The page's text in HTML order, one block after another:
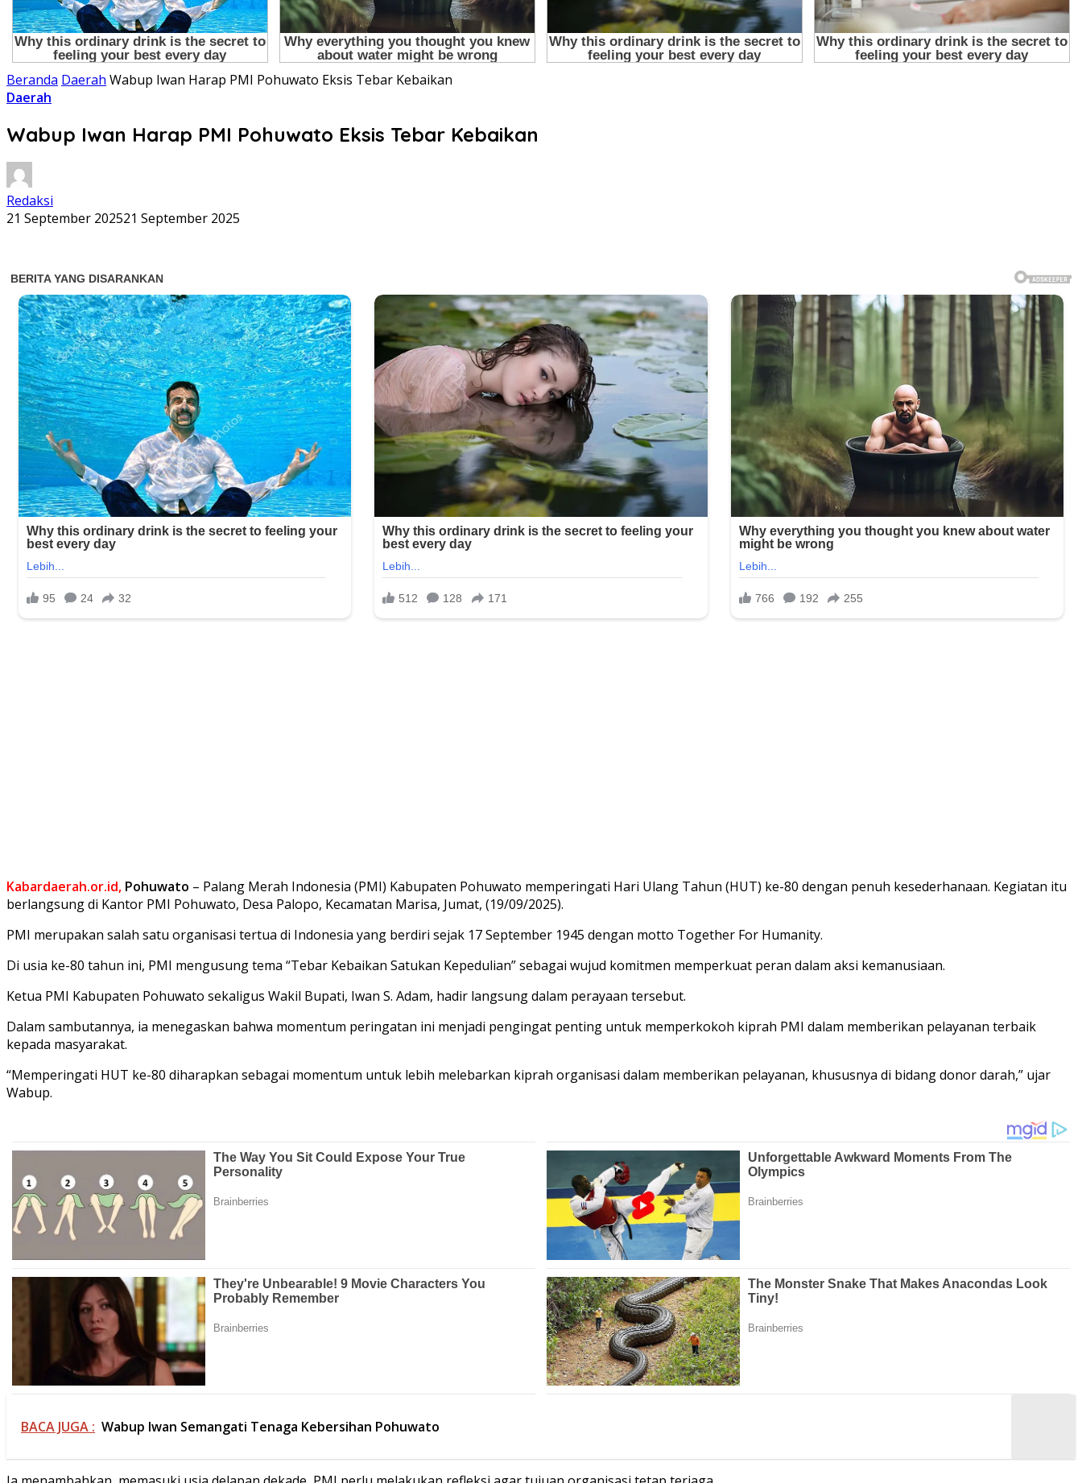
Beranda Daerah Wabup Iwan Harap PMI Pohuwato Eksis Tebar Kebaikan
Daerah
Wabup Iwan Harap PMI Pohuwato Eksis Tebar Kebaikan
Redaksi
21 September 202521 September 2025
Kabardaerah.or.id, Pohuwato – Palang Merah Indonesia (PMI) Kabupaten Pohuwato memperingati Hari Ulang Tahun (HUT) ke-80 dengan penuh kesederhanaan. Kegiatan itu
berlangsung di Kantor PMI Pohuwato, Desa Palopo, Kecamatan Marisa, Jumat, (19/09/2025).
PMI merupakan salah satu organisasi tertua di Indonesia yang berdiri sejak 17 September 1945 dengan motto Together For Humanity.
Di usia ke-80 tahun ini, PMI mengusung tema “Tebar Kebaikan Satukan Kepedulian” sebagai wujud komitmen memperkuat peran dalam aksi kemanusiaan.
Ketua PMI Kabupaten Pohuwato sekaligus Wakil Bupati, Iwan S. Adam, hadir langsung dalam perayaan tersebut.
Dalam sambutannya, ia menegaskan bahwa momentum peringatan ini menjadi pengingat penting untuk memperkokoh kiprah PMI dalam memberikan pelayanan terbaik
kepada masyarakat.
“Memperingati HUT ke-80 diharapkan sebagai momentum untuk lebih melebarkan kiprah organisasi dalam memberikan pelayanan, khususnya di bidang donor darah,” ujar
Wabup.
BACA JUGA : Wabup Iwan Semangati Tenaga Kebersihan Pohuwato